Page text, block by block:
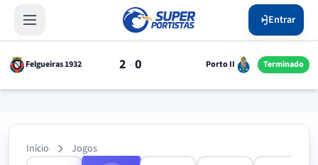
Entrar
Felgueiras 1932 2 - 0 Porto II Terminado
Início Jogos